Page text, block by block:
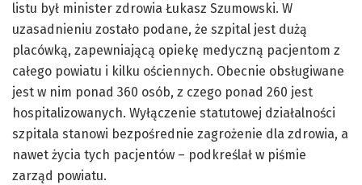
listu był minister zdrowia Łukasz Szumowski. W
uzasadnieniu zostało podane, że szpital jest dużą
placówką, zapewniającą opiekę medyczną pacjentom z
całego powiatu i kilku ościennych. Obecnie obsługiwane
jest w nim ponad 360 osób, z czego ponad 260 jest
hospitalizowanych. Wyłączenie statutowej działalności
szpitala stanowi bezpośrednie zagrożenie dla zdrowia, a
nawet życia tych pacjentów – podkreślał w piśmie
zarząd powiatu.